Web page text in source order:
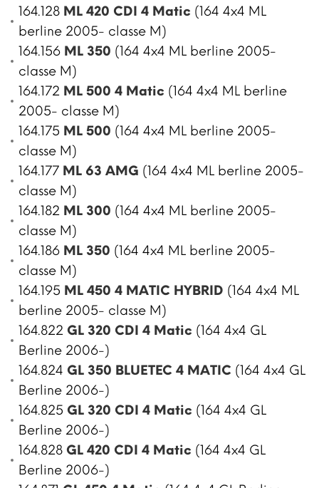
164.128 ML 420 CDI 4 Matic (164 4x4 ML
berline 2005- classe M)
164.156 ML 350 (164 4x4 ML berline 2005-
classe M)
164.172 ML 500 4 Matic (164 4x4 ML berline
2005- classe M)
164.175 ML 500 (164 4x4 ML berline 2005-
classe M)
164.177 ML 63 AMG (164 4x4 ML berline 2005-
classe M)
164.182 ML 300 (164 4x4 ML berline 2005-
classe M)
164.186 ML 350 (164 4x4 ML berline 2005-
classe M)
164.195 ML 450 4 MATIC HYBRID (164 4x4 ML
berline 2005- classe M)
164.822 GL 320 CDI 4 Matic (164 4x4 GL
Berline 2006-)
164.824 GL 350 BLUETEC 4 MATIC (164 4x4 GL
Berline 2006-)
164.825 GL 320 CDI 4 Matic (164 4x4 GL
Berline 2006-)
164.828 GL 420 CDI 4 Matic (164 4x4 GL
Berline 2006-)